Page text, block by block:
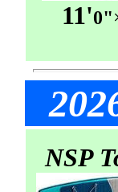
11'0"
NSP